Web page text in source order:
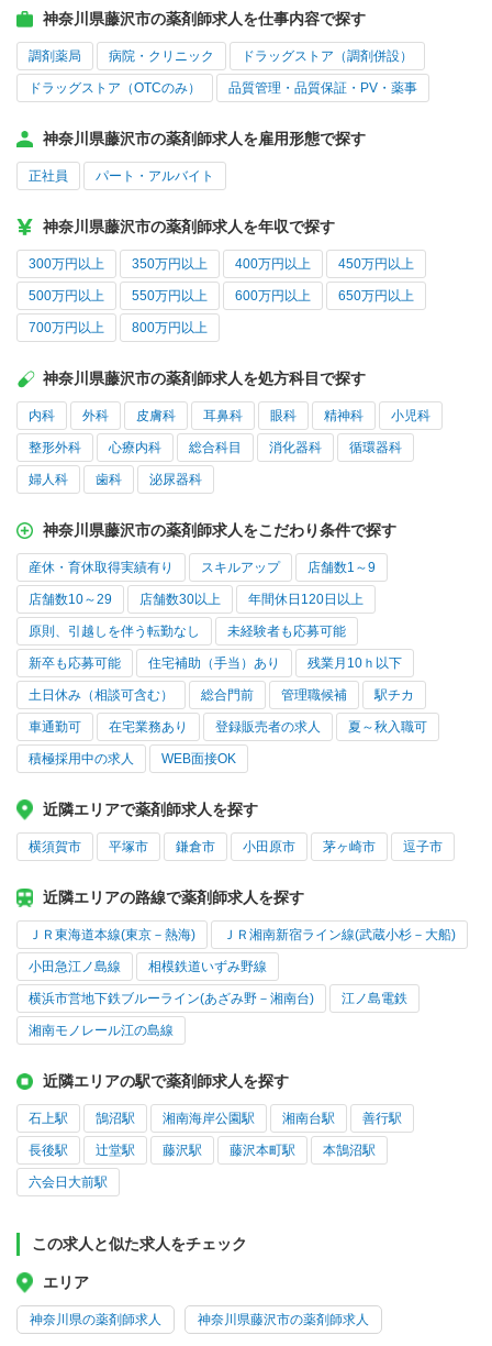
神奈川県藤沢市の薬剤師求人を仕事内容で探す
調剤薬局 病院・クリニック ドラッグストア（調剤併設）
ドラッグストア（OTCのみ） 品質管理・品質保証・PV・薬事
神奈川県藤沢市の薬剤師求人を雇用形態で探す
正社員 パート・アルバイト
神奈川県藤沢市の薬剤師求人を年収で探す
300万円以上 350万円以上 400万円以上 450万円以上
500万円以上 550万円以上 600万円以上 650万円以上
700万円以上 800万円以上
神奈川県藤沢市の薬剤師求人を処方科目で探す
内科 外科 皮膚科 耳鼻科 眼科 精神科 小児科
整形外科 心療内科 総合科目 消化器科 循環器科
婦人科 歯科 泌尿器科
神奈川県藤沢市の薬剤師求人をこだわり条件で探す
産休・育休取得実績有り スキルアップ 店舗数1～9
店舗数10～29 店舗数30以上 年間休日120日以上
原則、引越しを伴う転勤なし 未経験者も応募可能
新卒も応募可能 住宅補助（手当）あり 残業月10ｈ以下
土日休み（相談可含む） 総合門前 管理職候補 駅チカ
車通勤可 在宅業務あり 登録販売者の求人 夏～秋入職可
積極採用中の求人 WEB面接OK
近隣エリアで薬剤師求人を探す
横須賀市 平塚市 鎌倉市 小田原市 茅ヶ崎市 逗子市
近隣エリアの路線で薬剤師求人を探す
ＪＲ東海道本線(東京－熱海) ＪＲ湘南新宿ライン線(武蔵小杉－大船)
小田急江ノ島線 相模鉄道いずみ野線
横浜市営地下鉄ブルーライン(あざみ野－湘南台) 江ノ島電鉄
湘南モノレール江の島線
近隣エリアの駅で薬剤師求人を探す
石上駅 鵠沼駅 湘南海岸公園駅 湘南台駅 善行駅
長後駅 辻堂駅 藤沢駅 藤沢本町駅 本鵠沼駅
六会日大前駅
この求人と似た求人をチェック
エリア
神奈川県の薬剤師求人 神奈川県藤沢市の薬剤師求人